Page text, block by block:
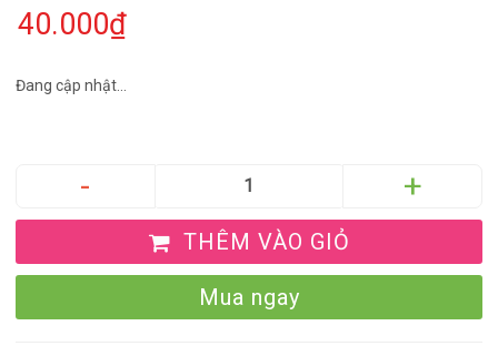
40.000₫
Đang cập nhật...
THÊM VÀO GIỎ
Mua ngay